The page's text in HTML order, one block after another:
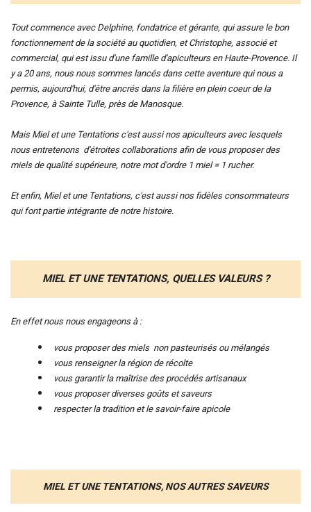
Tout commence avec Delphine, fondatrice et gérante, qui assure le bon
fonctionnement de la société au quotidien, et Christophe, associé et
commercial, qui est issu d'une famille d'apiculteurs en Haute-Provence. Il
y a 20 ans, nous nous sommes lancés dans cette aventure qui nous a
permis, aujourd'hui, d'être ancrés dans la filière en plein coeur de la
Provence, à Sainte Tulle, près de Manosque.
Mais Miel et une Tentations c'est aussi nos apiculteurs avec lesquels
nous entretenons d'étroites collaborations afin de vous proposer des
miels de qualité supérieure, notre mot d'ordre 1 miel = 1 rucher.
Et enfin, Miel et une Tentations, c'est aussi nos fidèles consommateurs
qui font partie intégrante de notre histoire.
MIEL ET UNE TENTATIONS, QUELLES VALEURS ?
En effet nous nous engageons à :
vous proposer des miels non pasteurisés ou mélangés
vous renseigner la région de récolte
vous garantir la maîtrise des procédés artisanaux
vous proposer diverses goûts et saveurs
respecter la tradition et le savoir-faire apicole
MIEL ET UNE TENTATIONS, NOS AUTRES SAVEURS